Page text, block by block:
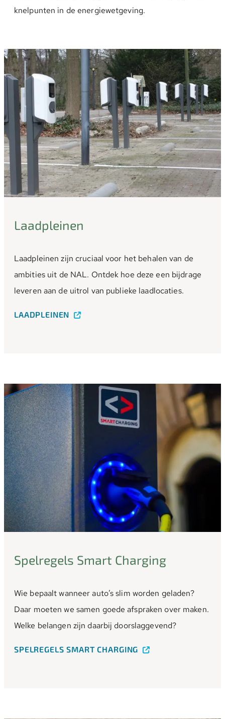
knelpunten in de energiewetgeving.
Laadpleinen
Laadpleinen zijn cruciaal voor het behalen van de
ambities uit de NAL. Ontdek hoe deze een bijdrage
leveren aan de uitrol van publieke laadlocaties.
LAADPLEINEN
Spelregels Smart Charging
Wie bepaalt wanneer auto’s slim worden geladen?
Daar moeten we samen goede afspraken over maken.
Welke belangen zijn daarbij doorslaggevend?
SPELREGELS SMART CHARGING